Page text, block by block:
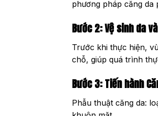
phương pháp căng da
Bước 2: Vệ sinh da
Trước khi thực hiện,
chỗ, giúp quá trình
Bước 3: Tiến hành
Phẫu thuật căng da: